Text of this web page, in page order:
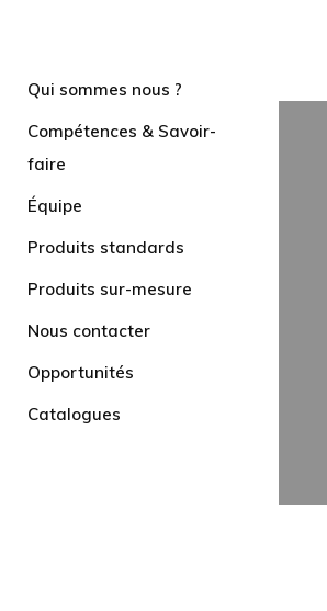
Qui sommes nous ?
Compétences & Savoir-
faire
Équipe
Produits standards
Produits sur-mesure
Nous contacter
Opportunités
Catalogues